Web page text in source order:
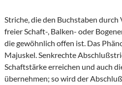
Striche, die den Buchstaben
freier Schaft-, Balken- oder
die gewöhnlich offen ist. Das
Majuskel. Senkrechte
Schaftstärke erreichen und auch
übernehmen; so wird der